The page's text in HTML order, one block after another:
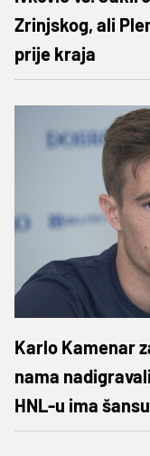
Zrinjskog, ali
prije kraja
Karlo Kamenar
nama
HNL-u ima